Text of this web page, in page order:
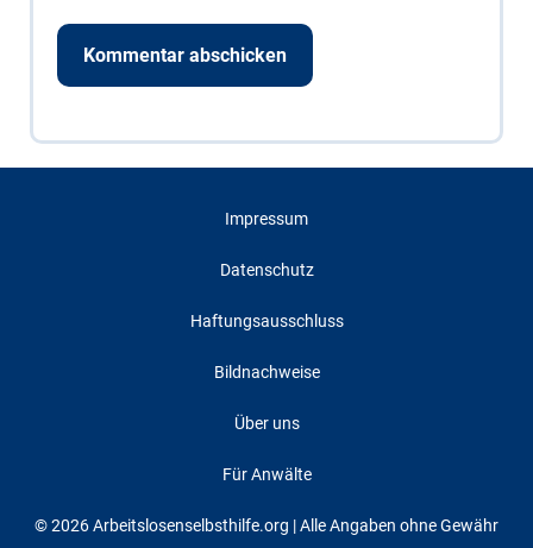
Impressum
Datenschutz
Haftungsausschluss
Bildnachweise
Über uns
Für Anwälte
© 2026 Arbeitslosenselbsthilfe.org | Alle Angaben ohne Gewähr